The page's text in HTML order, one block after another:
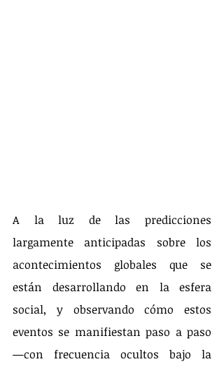
A la luz de las predicciones
largamente anticipadas sobre los
acontecimientos globales que se
están desarrollando en la esfera
social, y observando cómo estos
eventos se manifiestan paso a paso
—con frecuencia ocultos bajo la